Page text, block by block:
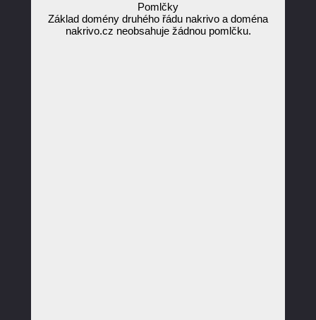
Pomlčky
Základ domény druhého řádu nakrivo a doména
nakrivo.cz neobsahuje žádnou pomlčku.